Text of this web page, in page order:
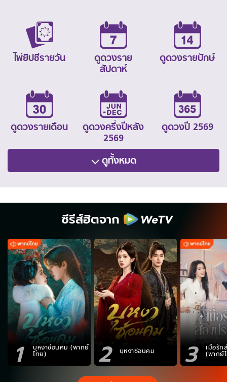
ไพ่ยิปซีรายวัน
ดูดวงราย
สัปดาห์
ดูดวงรายปักษ์
ดูดวงรายเดือน
ดูดวงครึ่งปีหลัง
2569
ดูดวงปี 2569
ดูทั้งหมด
ซีรีส์ฮิตจาก
1 บุหงาซ่อนคม (พากย์
ไทย) 2 บุหงาซ่อนคม 3 เมื่อรัก
(พากย์